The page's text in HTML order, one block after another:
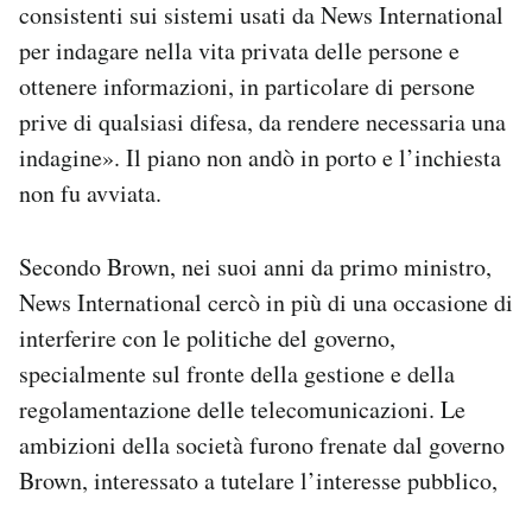
consistenti sui sistemi usati da News International
per indagare nella vita privata delle persone e
ottenere informazioni, in particolare di persone
prive di qualsiasi difesa, da rendere necessaria una
indagine». Il piano non andò in porto e l’inchiesta
non fu avviata.
Secondo Brown, nei suoi anni da primo ministro,
News International cercò in più di una occasione di
interferire con le politiche del governo,
specialmente sul fronte della gestione e della
regolamentazione delle telecomunicazioni. Le
ambizioni della società furono frenate dal governo
Brown, interessato a tutelare l’interesse pubblico,